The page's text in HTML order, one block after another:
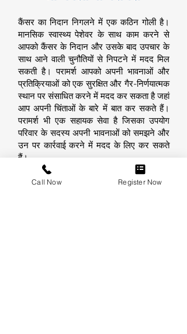
कैंसर का निदान निगलने में एक कठिन गोली है।
मानसिक स्वास्थ्य पेशेवर के साथ काम करने से
आपको कैंसर के निदान और उसके बाद उपचार के
साथ आने वाली चुनौतियों से निपटने में मदद मिल
सकती है। परामर्श आपको अपनी भावनाओं और
प्रतिक्रियाओं को एक सुरक्षित और गैर-निर्णयात्मक
स्थान पर संसाधित करने में मदद कर सकता है जहां
आप अपनी चिंताओं के बारे में बात कर सकते हैं।
परामर्श भी एक सहायक सेवा है जिसका उपयोग
परिवार के सदस्य अपनी भावनाओं को समझने और
उन पर कार्रवाई करने में मदद के लिए कर सकते
हैं।
Call Now Register Now